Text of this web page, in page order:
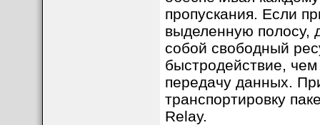
пропускания. Если
выделенную полосу,
собой свободный
быстродействие,
передачу данных.
транспортировку
Relay.